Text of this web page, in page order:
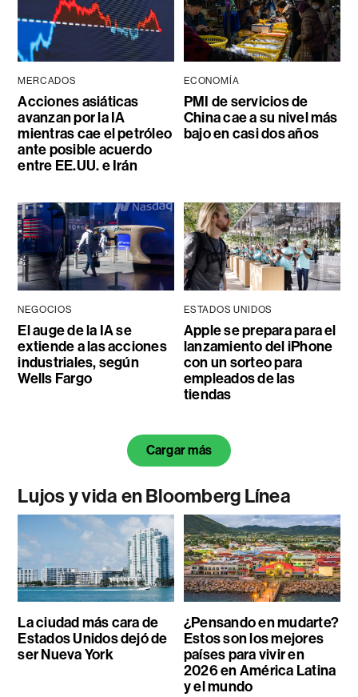
MERCADOS
Acciones asiáticas
avanzan por la IA
mientras cae el petróleo
ante posible acuerdo
entre EE.UU. e Irán
ECONOMÍA
PMI de servicios de
China cae a su nivel más
bajo en casi dos años
NEGOCIOS
El auge de la IA se
extiende a las acciones
industriales, según
Wells Fargo
ESTADOS UNIDOS
Apple se prepara para el
lanzamiento del iPhone
con un sorteo para
empleados de las
tiendas
Cargar más
Lujos y vida en Bloomberg Línea
La ciudad más cara de
Estados Unidos dejó de
ser Nueva York
¿Pensando en mudarte?
Estos son los mejores
países para vivir en
2026 en América Latina
y el mundo